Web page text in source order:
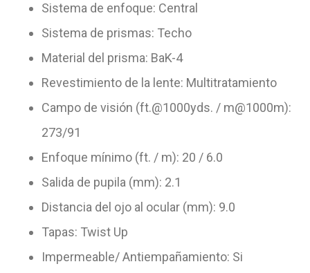
Sistema de enfoque: Central
Sistema de prismas: Techo
Material del prisma: BaK-4
Revestimiento de la lente: Multitratamiento
Campo de visión (ft.@1000yds. / m@1000m):
273/91
Enfoque mínimo (ft. / m): 20 / 6.0
Salida de pupila (mm): 2.1
Distancia del ojo al ocular (mm): 9.0
Tapas: Twist Up
Impermeable/ Antiempañamiento: Si